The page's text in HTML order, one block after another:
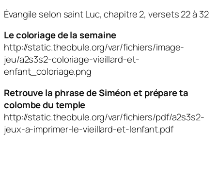
Évangile selon saint Luc, chapitre 2, versets 22 à 32
Le coloriage de la semaine
http://static.theobule.org/var/fichiers/image-
jeu/a2s3s2-coloriage-vieillard-et-
enfant_coloriage.png
Retrouve la phrase de Siméon et prépare ta
colombe du temple
http://static.theobule.org/var/fichiers/pdf/a2s3s2-
jeux-a-imprimer-le-vieillard-et-lenfant.pdf